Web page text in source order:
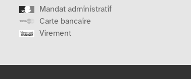
Mandat administratif
Carte bancaire
Virement